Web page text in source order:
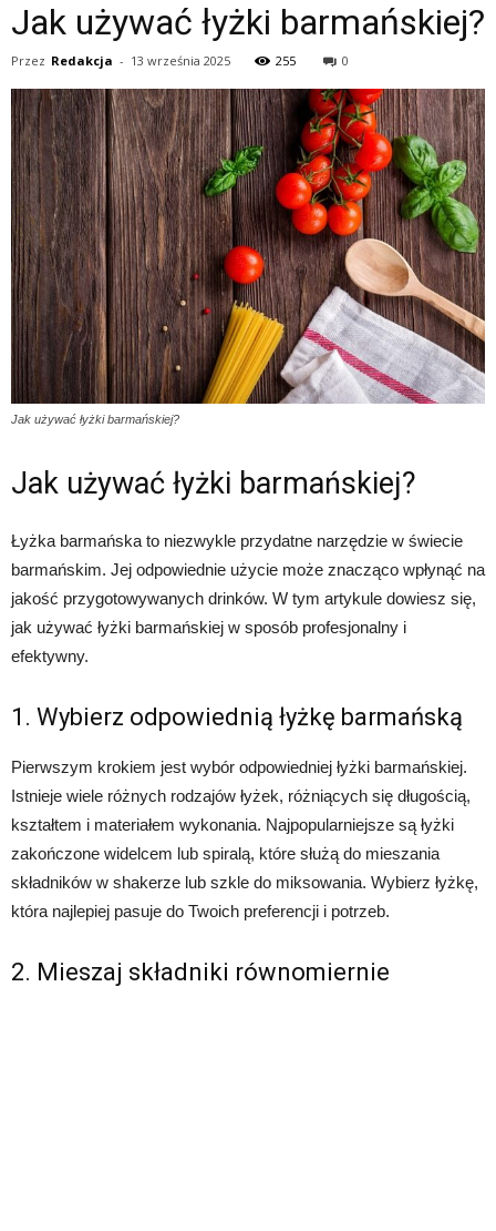
Jak używać łyżki barmańskiej?
Przez Redakcja - 13 września 2025 255 0
Jak używać łyżki barmańskiej?
Jak używać łyżki barmańskiej?
Łyżka barmańska to niezwykle przydatne narzędzie w świecie
barmańskim. Jej odpowiednie użycie może znacząco wpłynąć na
jakość przygotowywanych drinków. W tym artykule dowiesz się,
jak używać łyżki barmańskiej w sposób profesjonalny i
efektywny.
1. Wybierz odpowiednią łyżkę barmańską
Pierwszym krokiem jest wybór odpowiedniej łyżki barmańskiej.
Istnieje wiele różnych rodzajów łyżek, różniących się długością,
kształtem i materiałem wykonania. Najpopularniejsze są łyżki
zakończone widelcem lub spiralą, które służą do mieszania
składników w shakerze lub szkle do miksowania. Wybierz łyżkę,
która najlepiej pasuje do Twoich preferencji i potrzeb.
2. Mieszaj składniki równomiernie